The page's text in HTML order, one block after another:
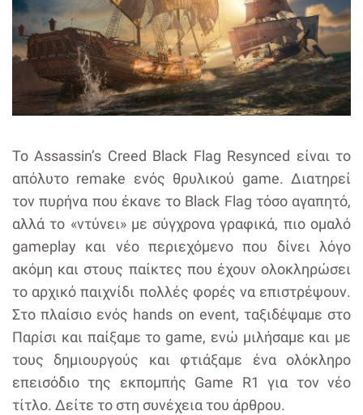
Το Assassin’s Creed Black Flag Resynced είναι το
απόλυτο remake ενός θρυλικού game. Διατηρεί
τον πυρήνα που έκανε το Black Flag τόσο αγαπητό,
αλλά το «ντύνει» με σύγχρονα γραφικά, πιο ομαλό
gameplay και νέο περιεχόμενο που δίνει λόγο
ακόμη και στους παίκτες που έχουν ολοκληρώσει
το αρχικό παιχνίδι πολλές φορές να επιστρέψουν.
Στο πλαίσιο ενός hands on event, ταξιδέψαμε στο
Παρίσι και παίξαμε το game, ενώ μιλήσαμε και με
τους δημιουργούς και φτιάξαμε ένα ολόκληρο
επεισόδιο της εκπομπής Game R1 για τον νέο
τίτλο. Δείτε το στη συνέχεια του άρθρου.